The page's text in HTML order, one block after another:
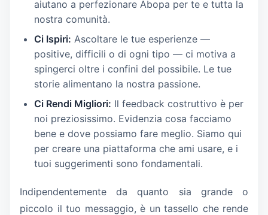
aiutano a perfezionare Abopa per te e tutta la
nostra comunità.
Ci Ispiri: Ascoltare le tue esperienze —
positive, difficili o di ogni tipo — ci motiva a
spingerci oltre i confini del possibile. Le tue
storie alimentano la nostra passione.
Ci Rendi Migliori: Il feedback costruttivo è per
noi preziosissimo. Evidenzia cosa facciamo
bene e dove possiamo fare meglio. Siamo qui
per creare una piattaforma che ami usare, e i
tuoi suggerimenti sono fondamentali.
Indipendentemente da quanto sia grande o
piccolo il tuo messaggio, è un tassello che rende